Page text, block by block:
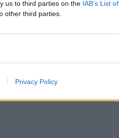
us to third parties on the IAB’s List of
other third parties.
Privacy Policy
Multe dintre
lumii și așa
cu reacții